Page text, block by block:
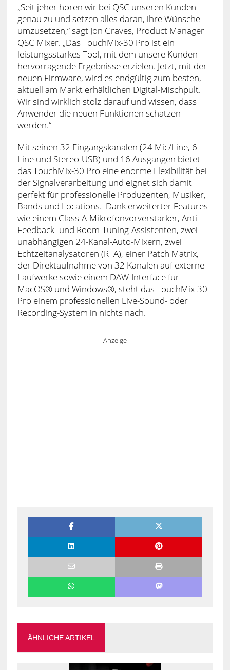
„Seit jeher hören wir bei QSC unseren Kunden
genau zu und setzen alles daran, ihre Wünsche
umzusetzen,“ sagt Jon Graves, Product Manager
QSC Mixer. „Das TouchMix-30 Pro ist ein
leistungsstarkes Tool, mit dem unsere Kunden
hervorragende Ergebnisse erzielen. Jetzt, mit der
neuen Firmware, wird es endgültig zum besten,
aktuell am Markt erhältlichen Digital-Mischpult.
Wir sind wirklich stolz darauf und wissen, dass
Anwender die neuen Funktionen schätzen
werden.“
Mit seinen 32 Eingangskanälen (24 Mic/Line, 6
Line und Stereo-USB) und 16 Ausgängen bietet
das TouchMix-30 Pro eine enorme Flexibilität bei
der Signalverarbeitung und eignet sich damit
perfekt für professionelle Produzenten, Musiker,
Bands und Locations. Dank erweiterter Features
wie einem Class-A-Mikrofonvorverstärker, Anti-
Feedback- und Room-Tuning-Assistenten, zwei
unabhängigen 24-Kanal-Auto-Mixern, zwei
Echtzeitanalysatoren (RTA), einer Patch Matrix,
der Direktaufnahme von 32 Kanälen auf externe
Laufwerke sowie einem DAW-Interface für
MacOS® und Windows®, steht das TouchMix-30
Pro einem professionellen Live-Sound- oder
Recording-System in nichts nach.
Anzeige
ÄHNLICHE ARTIKEL